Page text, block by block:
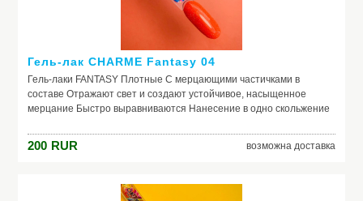
Гель-лак CHARME Fantasy 04
Гель-лаки FANTASY Плотные С мерцающими частичками в
составе Отражают свет и создают устойчивое, насыщенное
мерцание Быстро выравниваются Нанесение в одно скольжение
200 RUR возможна доставка